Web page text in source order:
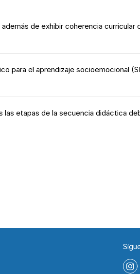
de exhibir coherencia curricular
para el aprendizaje socioemocional
etapas de la secuencia didáctica